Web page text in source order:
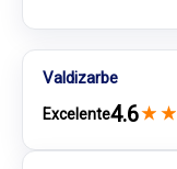
Valdizarbe
Excelente4.6★ ★